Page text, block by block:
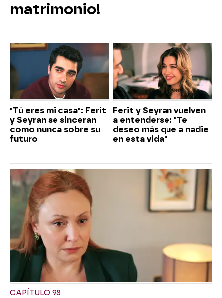
matrimonio!
"Tú eres mi casa": Ferit
y Seyran se sinceran
como nunca sobre su
futuro
Ferit y Seyran vuelven
a entenderse: "Te
deseo más que a nadie
en esta vida"
CAPÍTULO 98